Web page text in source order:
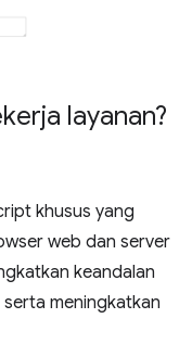
layanan?
khusus yang
web dan server
keandalan
meningkatkan